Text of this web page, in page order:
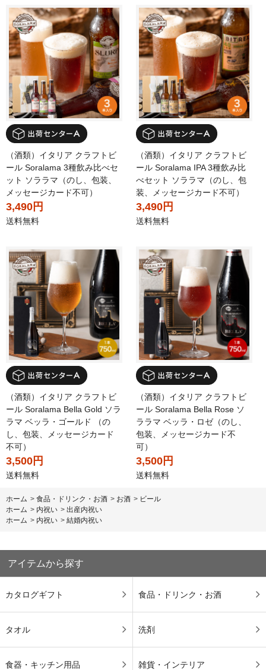
（酒類）イタリア クラフトビ
ール Soralama 3種飲み比べセ
ット ソララマ（のし、包装、
メッセージカード不可）
3,490円
送料無料
（酒類）イタリア クラフトビ
ール Soralama IPA 3種飲み比
べセット ソララマ（のし、包
装、メッセージカード不可）
3,490円
送料無料
（酒類）イタリア クラフトビ
ール Soralama Bella Gold ソラ
ラマ ベッラ・ゴールド （の
し、包装、メッセージカード
不可）
3,500円
送料無料
（酒類）イタリア クラフトビ
ール Soralama Bella Rose ソ
ララマ ベッラ・ロゼ（のし、
包装、メッセージカード不
可）
3,500円
送料無料
ホーム > 食品・ドリンク・お酒 > お酒 > ビール
ホーム > 内祝い > 出産内祝い
ホーム > 内祝い > 結婚内祝い
アイテムから探す
カタログギフト 食品・ドリンク・お酒
タオル 洗剤
食器・キッチン用品 雑貨・インテリア